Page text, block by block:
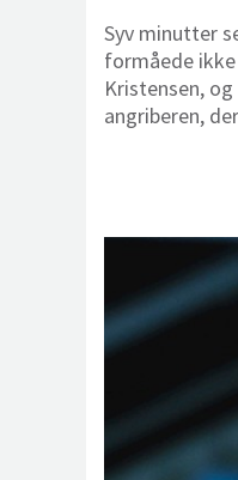
Syv minutter
formåede
Kristensen,
angriberen,